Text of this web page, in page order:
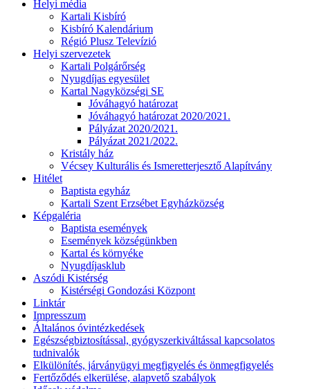
Helyi média
Kartali Kisbíró
Kisbíró Kalendárium
Régió Plusz Televízió
Helyi szervezetek
Kartali Polgárőrség
Nyugdíjas egyesület
Kartal Nagyközségi SE
Jóváhagyó határozat
Jóváhagyó határozat 2020/2021.
Pályázat 2020/2021.
Pályázat 2021/2022.
Kristály ház
Vécsey Kulturális és Ismeretterjesztő Alapítvány
Hitélet
Baptista egyház
Kartali Szent Erzsébet Egyházközség
Képgaléria
Baptista események
Események községünkben
Kartal és környéke
Nyugdíjasklub
Aszódi Kistérség
Kistérségi Gondozási Központ
Linktár
Impresszum
Általános óvintézkedések
Egészségbiztosítással, gyógyszerkiváltással kapcsolatos
tudnivalók
Elkülönítés, járványügyi megfigyelés és önmegfigyelés
Fertőződés elkerülése, alapvető szabályok